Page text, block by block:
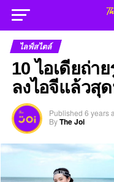
ไลฟ์สไตล์
10 ไอเดียถ่า
ลงไอจีแล้วสุ
Published 6 years
ByThe Joi